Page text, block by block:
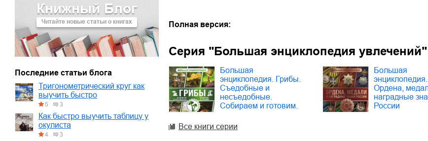
Книжный Блог
Читайте новые статьи о книгах
Последние статьи блога
Тригонометрический круг как
выучить быстро
5 3
Как быстро выучить таблицу у
окулиста
4 3
Полная версия:
Серия "Большая энциклопедия увлечений"
Большая
энциклопедия. Грибы.
Съедобные и
несъедобные.
Собираем и готовим.
Большая
энциклопедия.
Ордена,
наградные
России
Все книги серии